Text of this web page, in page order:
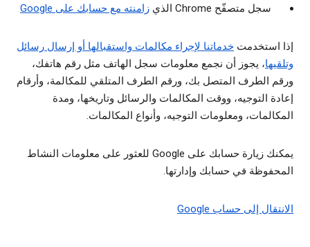
سجل متصفّح Chrome الذي زامنته مع حسابك على Google
إذا استخدمت خدماتنا لإجراء مكالمات واستقبالها أو إرسال رسائل
وتلقيها، يجوز أن نجمع معلومات سجل الهاتف مثل رقم هاتفك،
ورقم الطرف المتصل بك، ورقم الطرف المتلقي للمكالمة، وأرقام
إعادة التوجيه، ووقت المكالمات والرسائل وتاريخها، ومدة
المكالمات، ومعلومات التوجيه، وأنواع المكالمات.
يمكنك زيارة حسابك على Google للعثور على معلومات النشاط
المحفوظة في حسابك وإدارتها.
الانتقال إلى حساب Google